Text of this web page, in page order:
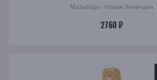
Мальборо · Новая Зеландия
2760 ₽